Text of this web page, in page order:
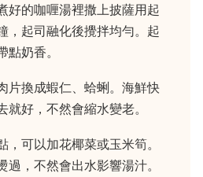
好的咖喱湯裡撒上披薩用起
，起司融化後攪拌均勻。起
奶香。
片換成蝦仁、蛤蜊。海鮮快
好，不然會縮水變老。
可以加花椰菜或玉米筍。
，不然會出水影響湯汁。